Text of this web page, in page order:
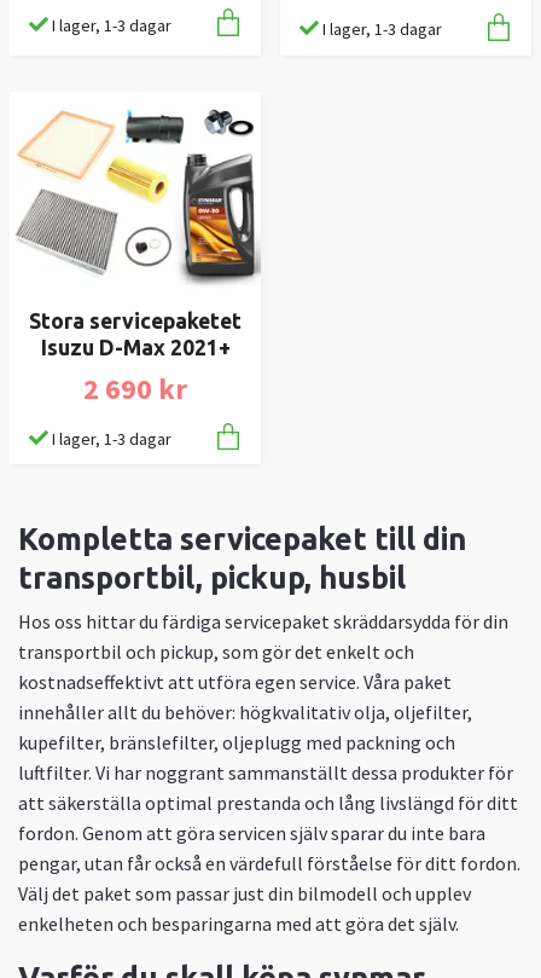
I lager, 1-3 dagar I lager, 1-3 dagar
Stora servicepaketet
Isuzu D-Max 2021+
2 690 kr
I lager, 1-3 dagar
Kompletta servicepaket till din
transportbil, pickup, husbil
Hos oss hittar du färdiga servicepaket skräddarsydda för din
transportbil och pickup, som gör det enkelt och
kostnadseffektivt att utföra egen service. Våra paket
innehåller allt du behöver: högkvalitativ olja, oljefilter,
kupefilter, bränslefilter, oljeplugg med packning och
luftfilter. Vi har noggrant sammanställt dessa produkter för
att säkerställa optimal prestanda och lång livslängd för ditt
fordon. Genom att göra servicen själv sparar du inte bara
pengar, utan får också en värdefull förståelse för ditt fordon.
Välj det paket som passar just din bilmodell och upplev
enkelheten och besparingarna med att göra det själv.